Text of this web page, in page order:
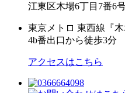
江東区木場6丁目7番6
東京メトロ 東西線『木
4b番出口から徒歩3分
アクセスはこちら